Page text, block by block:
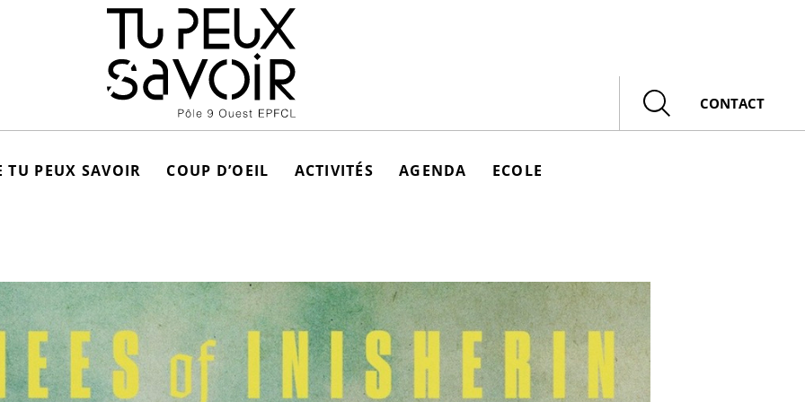
Rechercher
CONTACT
TU PEUX SAVOIR COUP D’OEIL ACTIVITÉS AGENDA ECOLE